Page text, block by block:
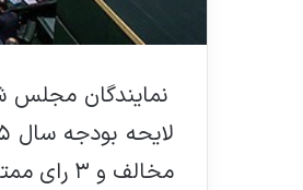
نمایندگان مجلس
مخالف و ۳ رای ممتنع از مجموع ۲۲۳ نماینده حاضر تصویب کردند.